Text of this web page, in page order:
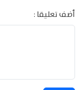
أضف تعليقا :